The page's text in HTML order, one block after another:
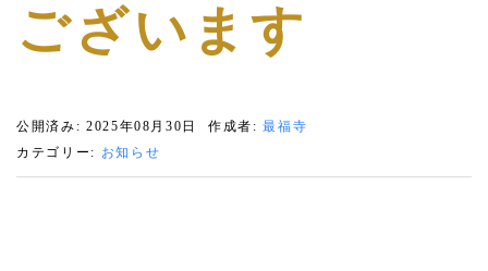
ございます
公開済み: 2025年08月30日 作成者:最福寺
カテゴリー: お知らせ